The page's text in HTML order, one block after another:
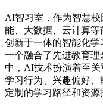
AI智习室，作为智慧
能、大数据、云计算等
创新于一体的智能化
一个融合了先进教育
中，AI技术扮演着至
学习行为、兴趣偏好
定制的学习路径和资源